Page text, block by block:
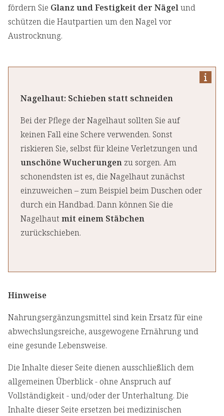
fördern Sie Glanz und Festigkeit der Nägelund
schützen die Hautpartien um den Nagel vor
Austrocknung.
Nagelhaut: Schieben statt schneiden
Bei der Pflege der Nagelhaut sollten Sie auf
keinen Fall eine Schere verwenden. Sonst
riskieren Sie, selbst für kleine Verletzungen und
unschöne Wucherungen zu sorgen. Am
schonendsten ist es, die Nagelhaut zunächst
einzuweichen – zum Beispiel beim Duschen oder
durch ein Handbad. Dann können Sie die
Nagelhaut mit einem Stäbchen
zurückschieben.
Hinweise
Nahrungsergänzungsmittel sind kein Ersatz für eine
abwechslungsreiche, ausgewogene Ernährung und
eine gesunde Lebensweise.
Die Inhalte dieser Seite dienen ausschließlich dem
allgemeinen Überblick - ohne Anspruch auf
Vollständigkeit - und/oder der Unterhaltung. Die
Inhalte dieser Seite ersetzen bei medizinischen